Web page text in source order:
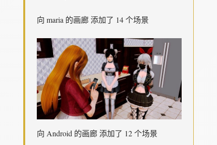
向 maria 的画廊 添加了 14 个场景
向 Android 的画廊 添加了 12 个场景